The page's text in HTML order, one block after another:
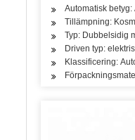
Automatisk betyg:
Tillämpning:
Typ: Dubbelsidig
Driven typ:
Klassificering: